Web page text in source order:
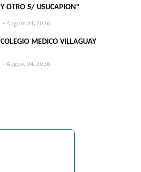
Y OTRO S/ USUCAPION"
August 04, 2026
COLEGIO MEDICO VILLAGUAY
August 04, 2026